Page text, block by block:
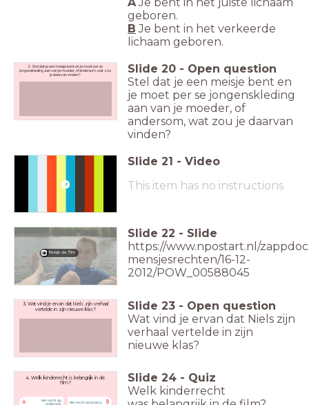
geboren.
B Je bent in het verkeerde
lichaam geboren.
2. Stel dat je een meisje bent en je moet per se
jongenskleding aan van je moeder, of andersom, wat zou
je daarvan vinden?
Slide 20 - Open question
Stel dat je een meisje bent en
je moet per se jongenskleding
aan van je moeder, of
andersom, wat zou je daarvan
vinden?
Slide 21 - Video
This item has no instructions
Bekijk de film
Slide 22 - Slide
https://www.npostart.nl/
mensjesrechten/16-12-
2012/POW_00588045
3. Wat vind je ervan dat Niels zijn verhaal
vertelde in zijn nieuwe klas?
Slide 23 - Open question
Wat vind je ervan dat Niels zijn
verhaal vertelde in zijn
nieuwe klas?
4. Welk kinderrecht is belangrijk in de
film?
A
Het recht op
onderwijs.
B
Het recht op privacy.
Slide 24 - Quiz
Welk kinderrecht